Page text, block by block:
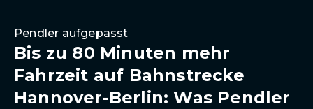
Pendler aufgepasst
Bis zu 80 Minuten mehr
Fahrzeit auf Bahnstrecke
Hannover-Berlin: Was Pendler